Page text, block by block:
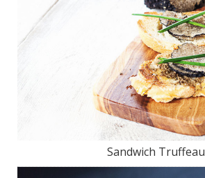
Sandwich Truffeau